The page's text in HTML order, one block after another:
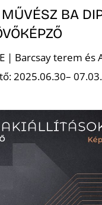
BA
| Barcsay terem és
2025.06.30– 07.03.